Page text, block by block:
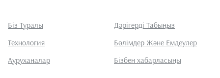
Біз Туралы
Дәрігерді Табыңыз
Технология
Бөлімдер Және Емдеулер
Ауруханалар
Бізбен хабарласыңы